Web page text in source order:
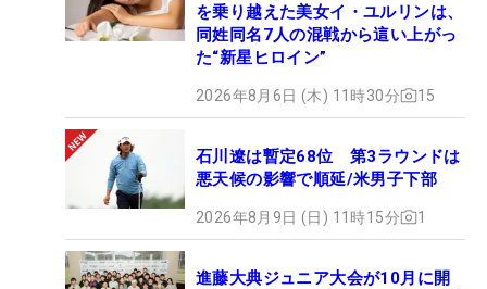
を乗り越えた美女イ・ユルリンは、
同姓同名7人の混戦から這い上がっ
た“新星ヒロイン”
2026年8月6日 (木) 11時30分 15
石川遼は暫定68位 第3ラウンドは
悪天候の影響で順延/米男子下部
2026年8月9日 (日) 11時15分 1
進藤大典ジュニア大会が10月に開